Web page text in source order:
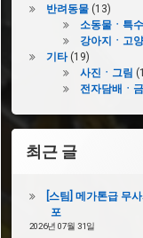
반려동물(13)
소동물ㆍ특
강아지ㆍ고양
기타(19)
사진ㆍ그림
전자담배ㆍ
최근 글
[스팀] 메가톤급 무
포
2026년 07월 31일